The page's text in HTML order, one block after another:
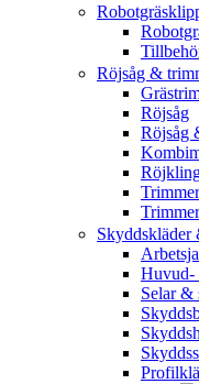
Röjsåg &
Röjsåg
Röjsåg
Skyddskläder
Huvud-
Selar &